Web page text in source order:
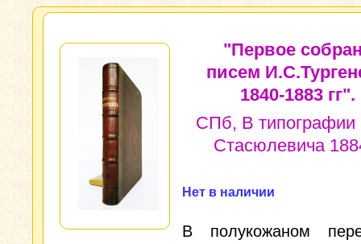
"Первое
писем
1840-1883 гг".
СПб, В
Стасюлевича
Нет в наличии
В полукожаном